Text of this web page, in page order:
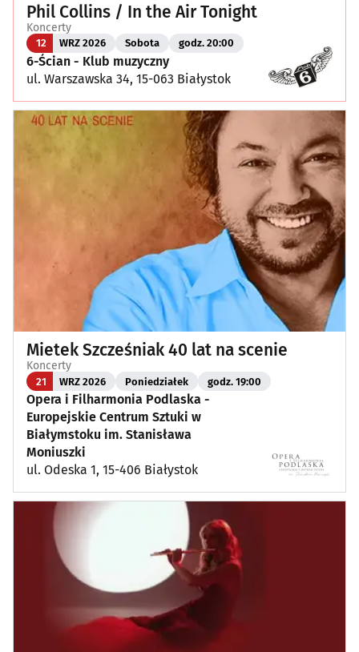
Phil Collins / In the Air Tonight
Koncerty
12 WRZ 2026 Sobota godz. 20:00
6-Ścian - Klub muzyczny
ul. Warszawska 34, 15-063 Białystok
Mietek Szcześniak 40 lat na scenie
Koncerty
21 WRZ 2026 Poniedziałek godz. 19:00
Opera i Filharmonia Podlaska -
Europejskie Centrum Sztuki w
Białymstoku im. Stanisława
Moniuszki
ul. Odeska 1, 15-406 Białystok